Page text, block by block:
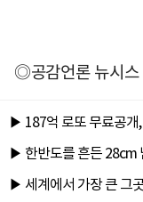
◎공감언론 뉴시스